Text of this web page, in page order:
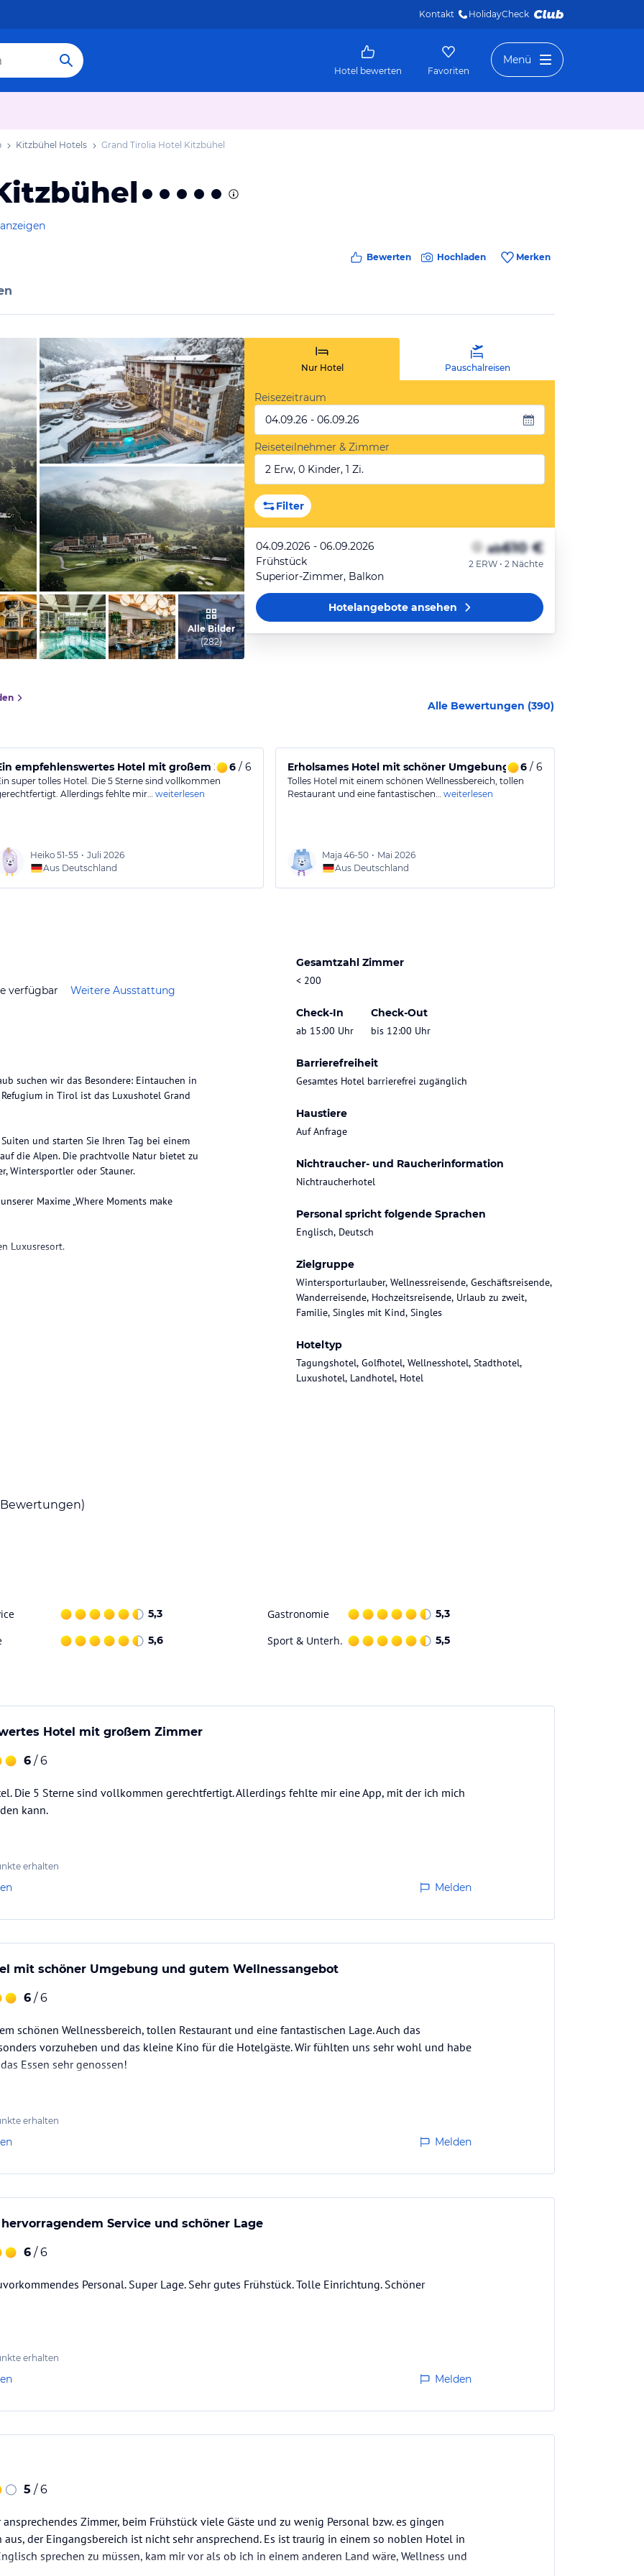
Kontakt HolidayCheck
Hotel bewerten Favoriten
Menü
Kitzbühel Hotels Grand Tirolia Hotel Kitzbühel
Bewerten Hochladen Merken
vom Hotelier, Januar 2024
vom Hotelier, August 2025
Alle Bilder
(282)
Nur Hotel Pauschalreisen
Reisezeitraum
04.09.26 - 06.09.26
Reiseteilnehmer & Zimmer
2 Erw, 0 Kinder, 1 Zi.
Filter
04.09.2026 - 06.09.2026
Frühstück
Superior-Zimmer, Balkon
ab610 €
2 ERW • 2 Nächte
Hotelangeboteansehen
Alle Bewertungen (390)
empfehlenswertes Hotel mit großem Zimmer
6/ 6
super tolles Hotel. Die 5 Sterne sind vollkommen
Allerdings fehlte mir… weiterlesen
Heiko 51-55 • Juli 2026
Aus Deutschland
Erholsames Hotel mit schöner Umgebung und gutem
6/ 6
Tolles Hotel mit einem schönen Wellnessbereich, tollen
Restaurant und eine fantastischen… weiterlesen
Maja 46-50 • Mai 2026
Aus Deutschland
verfügbar Weitere Ausstattung
Gesamtzahl Zimmer
< 200
Check-In
ab 15:00 Uhr
Check-Out
bis 12:00 Uhr
Barrierefreiheit
Gesamtes Hotel barrierefrei zugänglich
Haustiere
Auf Anfrage
Nichtraucher- und Raucherinformation
Nichtraucherhotel
Personal spricht folgende Sprachen
Englisch, Deutsch
Zielgruppe
Wintersporturlauber, Wellnessreisende, Geschäftsreisende,
Wanderreisende, Hochzeitsreisende, Urlaub zu zweit,
Familie, Singles mit Kind, Singles
Hoteltyp
Tagungshotel, Golfhotel, Wellnesshotel, Stadthotel,
Luxushotel, Landhotel, Hotel
suchen wir das Besondere: Eintauchen in
in Tirol ist das Luxushotel Grand
und starten Sie Ihren Tag bei einem
die Alpen. Die prachtvolle Natur bietet zu
Wintersportler oder Stauner.
Maxime „Where Moments make
Luxusresort.
liegt das Grand Tirolia am
und "Restaurant Grand Tirolia" sowie
Kreativität und damit Ihren Genuss.
mit
die verbindlichen
Bewertungen)
5,3 Gastronomie 5,3
5,6 Sport & Unterh. 5,5
Hotel mit großem Zimmer
6 / 6
Die 5 Sterne sind vollkommen gerechtfertigt. Allerdings fehlte mir eine App, mit der ich mich
kann.
erhalten
Melden
mit schöner Umgebung und gutem Wellnessangebot
6 / 6
schönen Wellnessbereich, tollen Restaurant und eine fantastischen Lage. Auch das
vorzuheben und das kleine Kino für die Hotelgäste. Wir fühlten uns sehr wohl und habe
Essen sehr genossen!
erhalten
Melden
Service und schöner Lage
6 / 6
Personal. Super Lage. Sehr gutes Frühstück. Tolle Einrichtung. Schöner
erhalten
Melden
5 / 6
Zimmer, beim Frühstück viele Gäste und zu wenig Personal bzw. es gingen
aus, der Eingangsbereich ist nicht sehr ansprechend. Es ist traurig in einem so noblen Hotel in
sprechen zu müssen, kam mir vor als ob ich in einem anderen Land wäre, Wellness und